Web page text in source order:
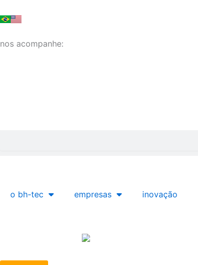
para
conteúdo
nos acompanhe:
o bh-tec empresas inovação